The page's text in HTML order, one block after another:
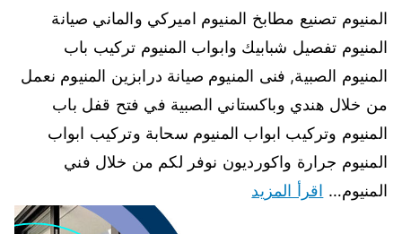
المنيوم تصنيع مطابخ المنيوم اميركي والماني صيانة
المنيوم تفصيل شبابيك وابواب المنيوم تركيب باب
المنيوم الصبية, فنى المنيوم صيانة درابزين المنيوم نعمل
من خلال هندي وباكستاني الصبية في فتح قفل باب
المنيوم وتركيب ابواب المنيوم سحابة وتركيب ابواب
المنيوم جرارة واكورديون نوفر لكم من خلال فني
المنيوم… اقرأ المزيد